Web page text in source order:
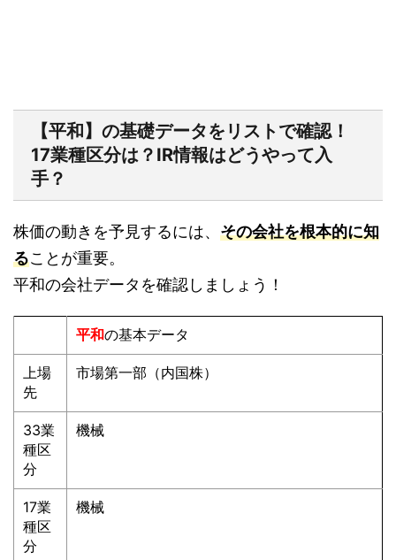
【平和】の基礎データをリストで確認！
17業種区分は？IR情報はどうやって入
手？
株価の動きを予見するには、 その会社を根本的に知
ることが重要。
平和の会社データを確認しましょう！
平和の基本データ
上場
先
市場第一部（内国株）
33業
種区
分
機械
17業
種区
分
機械